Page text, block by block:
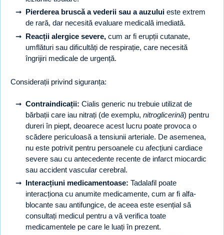
Pierderea bruscă a vederii sau a auzului este extrem
de rară, dar necesită evaluare medicală imediată.
Reacții alergice severe, cum ar fi erupții cutanate,
umflături sau dificultăți de respirație, care necesită
îngrijiri medicale de urgență.
Considerații privind siguranța:
Contraindicații: Cialis generic nu trebuie utilizat de
bărbații care iau nitrați (de exemplu, nitroglicerină) pentru
dureri în piept, deoarece acest lucru poate provoca o
scădere periculoasă a tensiunii arteriale. De asemenea,
nu este potrivit pentru persoanele cu afecțiuni cardiace
severe sau cu antecedente recente de infarct miocardic
sau accident vascular cerebral.
Interacțiuni medicamentoase: Tadalafil poate
interacționa cu anumite medicamente, cum ar fi alfa-
blocante sau antifungice, de aceea este esențial să
consultați medicul pentru a vă verifica toate
medicamentele pe care le luați în prezent.